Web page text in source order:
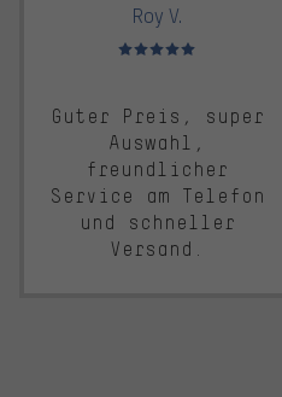
Roy V.
Bewertungen: 5 von 5
Guter Preis, super
Auswahl,
freundlicher
Service am Telefon
und schneller
Versand.